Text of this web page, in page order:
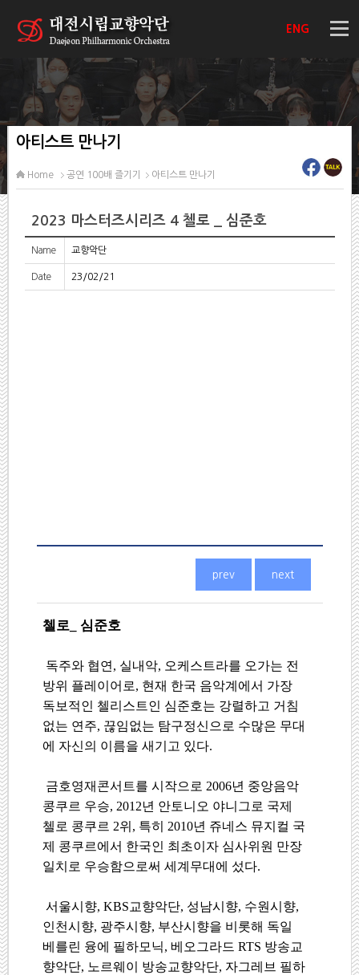
ENG
아티스트 만나기
Home 공연 100배 즐기기 아티스트 만나기
2023 마스터즈시리즈 4 첼로 _ 심준호
Name 교향악단
Date 23/02/21
첼로_ 심준호
독주와 협연, 실내악, 오케스트라를 오가는 전
방위 플레이어로, 현재 한국 음악계에서 가장
독보적인 첼리스트인 심준호는 강렬하고 거침
없는 연주, 끊임없는 탐구정신으로 수많은 무대
에 자신의 이름을 새기고 있다.
금호영재콘서트를 시작으로 2006년 중앙음악
콩쿠르 우승, 2012년 안토니오 야니그로 국제
첼로 콩쿠르 2위, 특히 2010년 쥬네스 뮤지컬 국
제 콩쿠르에서 한국인 최초이자 심사위원 만장
일치로 우승함으로써 세계무대에 섰다.
서울시향, KBS교향악단, 성남시향, 수원시향,
인천시향, 광주시향, 부산시향을 비롯해 독일
베를린 융에 필하모닉, 베오그라드 RTS 방송교
향악단, 노르웨이 방송교향악단, 자그레브 필하